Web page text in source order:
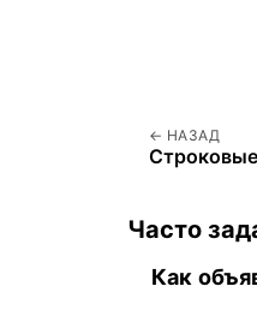
НАЗАД
Часто
Как